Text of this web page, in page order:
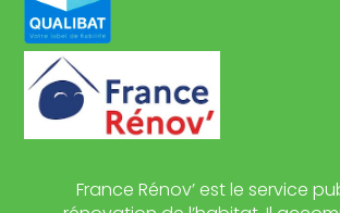
France Rénov’ est le service